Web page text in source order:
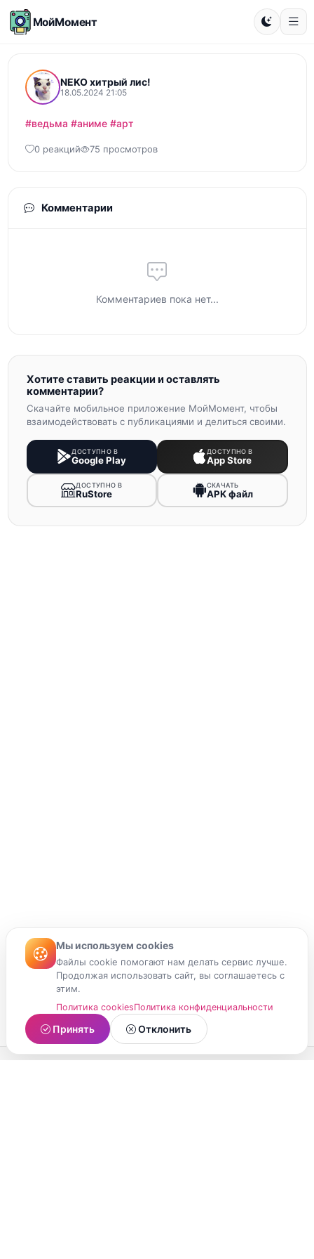
МойМомент
NEKO хитрый лис!
18.05.2024 21:05
#ведьма #аниме #арт
0 реакций 75 просмотров
Комментарии
Комментариев пока нет...
Хотите ставить реакции и оставлять
комментарии?
Скачайте мобильное приложение МойМомент, чтобы
взаимодействовать с публикациями и делиться своими.
ДОСТУПНО В
Google Play
ДОСТУПНО В
App Store
ДОСТУПНО В
RuStore
СКАЧАТЬ
APK файл
Мы используем cookies
Файлы cookie помогают нам делать сервис лучше.
Продолжая использовать сайт, вы соглашаетесь с
этим.
Политика cookiesПолитика конфиденциальности
Принять Отклонить